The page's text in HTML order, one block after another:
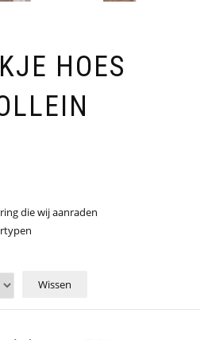
HOES
die wij aanraden
Wissen